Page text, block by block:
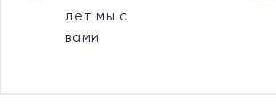
лет мы с
вами